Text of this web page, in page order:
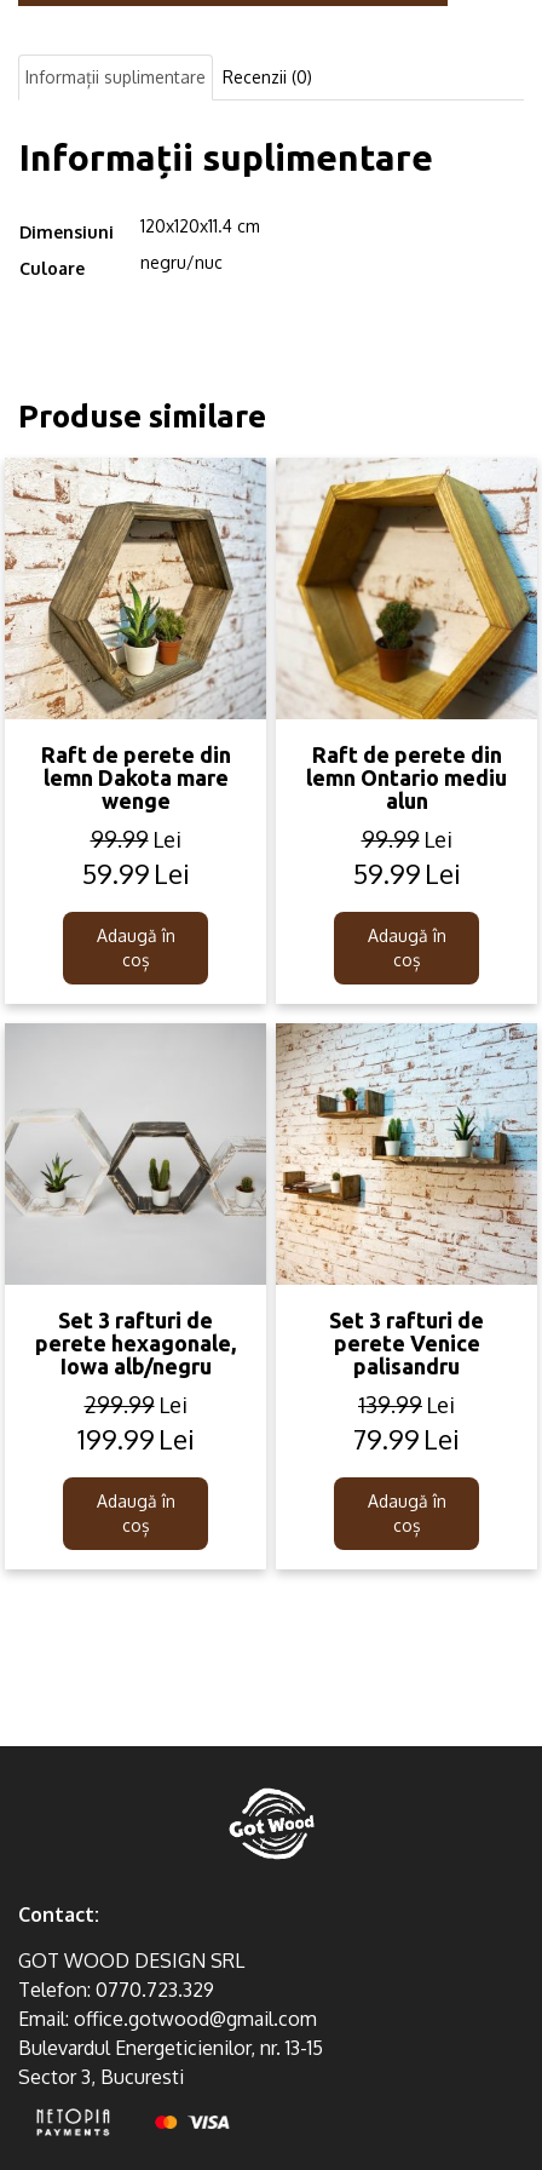
industrial,
120x120x11.4
cm,
Informații suplimentare Recenzii (0)
Informații suplimentare
Dimensiuni 120x120x11.4 cm
Culoare negru/nuc
Produse similare
Raft de perete din
lemn Dakota mare
wenge
99.99 Lei
Original
was:
99.99lei.
59.99 Lei
Current
is:
59.99lei.
Adaugă în
coș
Raft de perete din
lemn Ontario mediu
alun
99.99 Lei
Original
was:
99.99lei.
59.99 Lei
Current
is:
59.99lei.
Adaugă în
coș
Set 3 rafturi de
perete hexagonale,
Iowa alb/negru
299.99 Lei
Original
was:
299.99lei.
199.99 Lei
Current
is:
199.99lei.
Adaugă în
coș
Set 3 rafturi de
perete Venice
palisandru
139.99 Lei
Original
was:
139.99lei.
79.99 Lei
Current
is:
79.99lei.
Adaugă în
coș
Contact:
GOT WOOD DESIGN SRL
Telefon: 0770.723.329
Email: office.gotwood@gmail.com
Bulevardul Energeticienilor, nr. 13-15
Sector 3, Bucuresti